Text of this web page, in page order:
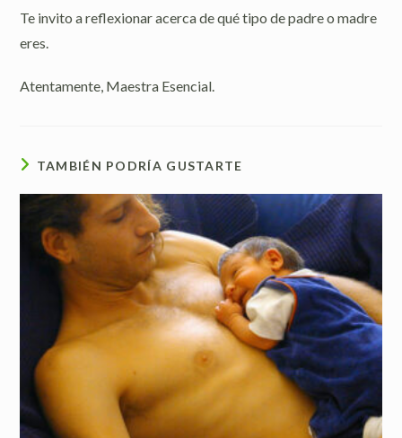
Te invito a reflexionar acerca de qué tipo de padre o madre
eres.
Atentamente, Maestra Esencial.
TAMBIÉN PODRÍA GUSTARTE